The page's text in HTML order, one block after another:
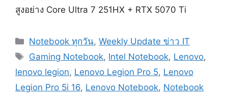
สูงอย่าง Core Ultra 7 251HX + RTX 5070 Ti
Categories
Notebook ทุกวัน,Weekly Update ข่าว IT
Tags
Gaming Notebook, Intel Notebook, Lenovo,
lenovo legion, Lenovo Legion Pro 5, Lenovo
Legion Pro 5i 16, Lenovo Notebook, Notebook